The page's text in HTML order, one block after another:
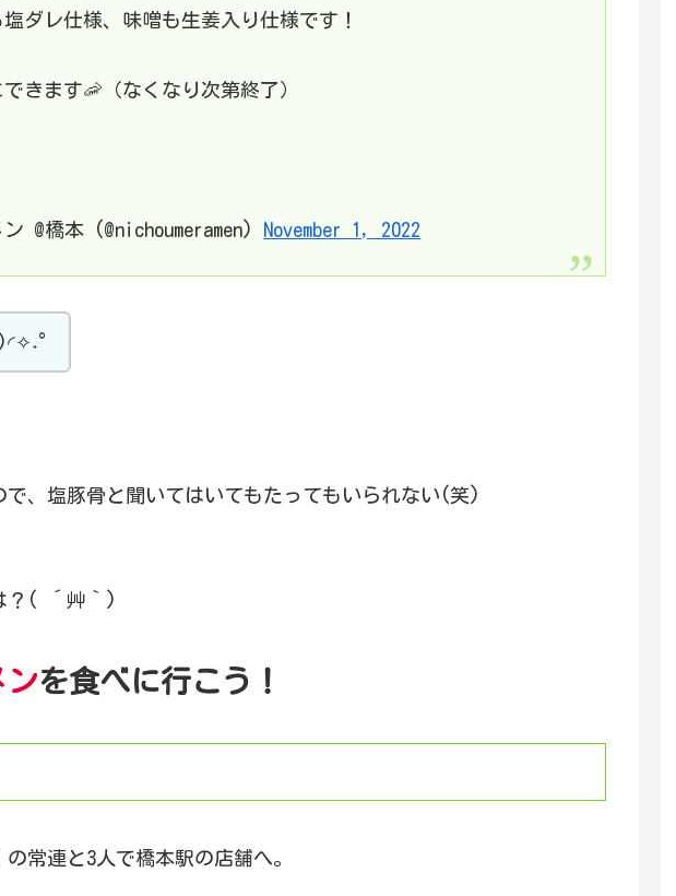
ダレ仕様、味噌も生姜入り仕様です！
きます🦐（なくなり次第終了）
@橋本 (@nichoumeramen) November 1, 2022
で、塩豚骨と聞いてはいてもたってもいられない(笑)
？( ´艸｀)
ンを食べに行こう！
の常連と3人で橋本駅の店舗へ。